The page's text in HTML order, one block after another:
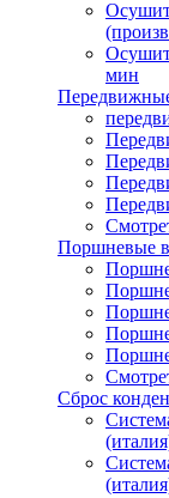
мин
Поршневые
Сброс